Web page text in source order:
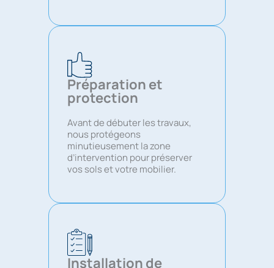
Préparation et
protection
Avant de débuter les travaux,
nous protégeons
minutieusement la zone
d’intervention pour préserver
vos sols et votre mobilier.
Installation de